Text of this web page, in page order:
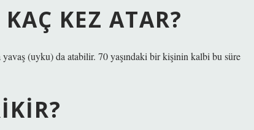
KEZ ATAR?
(uyku) da atabilir. 70 yaşındaki bir kişinin kalbi bu süre